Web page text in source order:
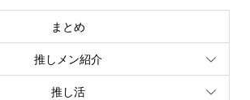
まとめ
推しメン紹介
推し活